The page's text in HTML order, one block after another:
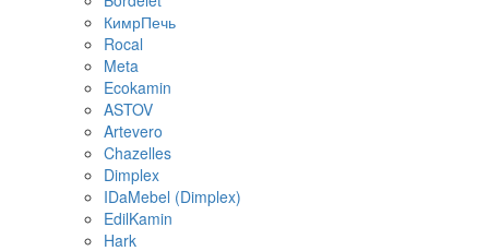
КимрПечь
Rocal
Meta
Ecokamin
ASTOV
Artevero
Chazelles
Dimplex
IDaMebel (Dimplex)
EdilKamin
Hark